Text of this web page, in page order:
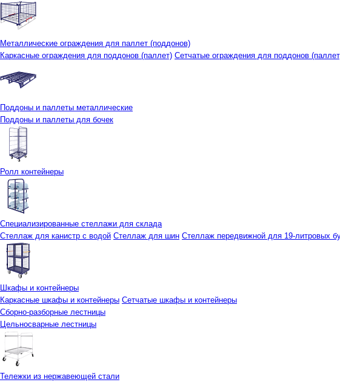
Металлические ограждения для паллет (поддонов)
Каркасные ограждения для поддонов (паллет) Сетчатые ограждения для поддонов
Поддоны и паллеты металлические
Поддоны и паллеты для бочек
Ролл контейнеры
Специализированные стеллажи для склада
Стеллаж для канистр с водой Стеллаж для шин Стеллаж передвижной для 19-литровых
Шкафы и контейнеры
Каркасные шкафы и контейнеры Сетчатые шкафы и контейнеры
Сборно-разборные лестницы
Цельносварные лестницы
Тележки из нержавеющей стали